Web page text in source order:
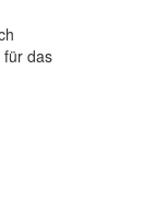
für das